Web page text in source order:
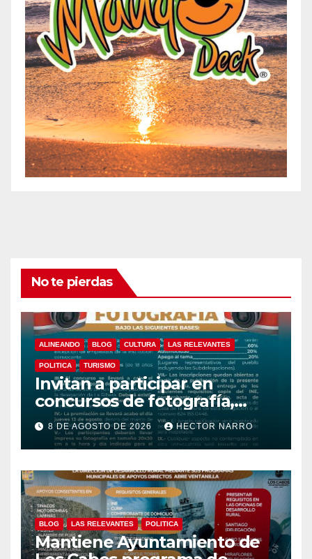
No te pierdas
ALINEANDO BLOG CULTURA LAS RELEVANTES
POLITICA TURISMO
Invitan a participar en
concursos de fotografía,
canto y pintura de las Fiestas
Tradicionales La Ribera 2026
8 DE AGOSTO DE 2026 HECTOR NARRO
BLOG LAS RELEVANTES POLITICA
Mantiene Ayuntamiento de